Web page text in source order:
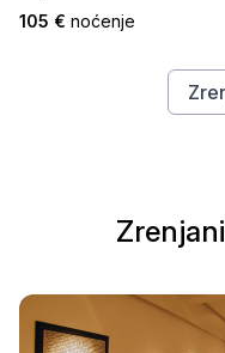
105 € noćenje